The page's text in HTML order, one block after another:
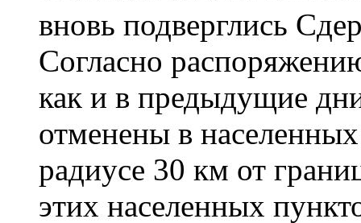
вновь подверглись
Согласно
как и в предыдущие
отменены в
радиусе 30 км от
этих населенных